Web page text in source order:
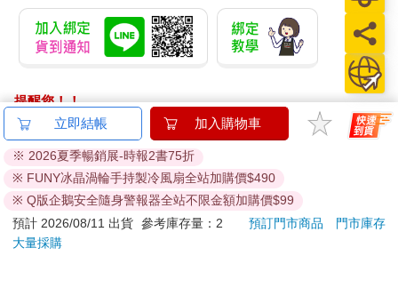
提醒您！！
金石堂及銀行均不會請您操作ATM! 如接獲電話要求您前往
ATM提款機，請不要聽從指示，以免受騙上當！
退換貨須知：
**提醒您，鑑賞期不等於試用期，退回商品須為全新狀態**
依據「消費者保護法」第19條及行政院消費者保護處公告之
「通訊交易解除權合理例外情事適用準則」，以下商品購買
立即結帳 加入購物車
※ 2026夏季暢銷展-時報2書75折
※ FUNY冰晶渦輪手持製冷風扇全站加購價$490
※ Q版企鵝安全隨身警報器全站不限金額加購價$99
預計 2026/08/11 出貨 參考庫存量：2 預訂門市商品
門市庫存
大量採購